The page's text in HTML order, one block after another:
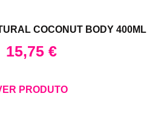
COCONUT BODY 400ML
15,75 €
PRODUTO